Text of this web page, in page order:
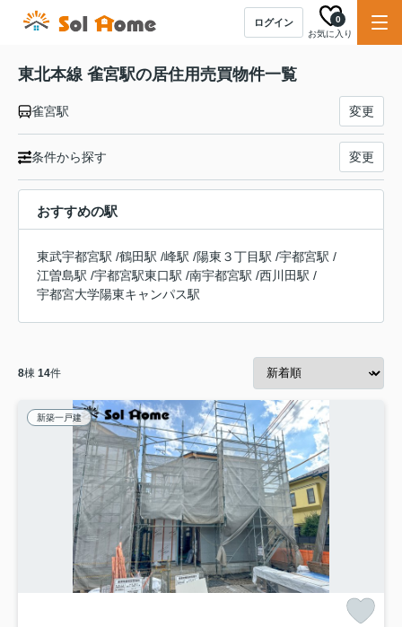
ログイン
お気に入り
0
東北本線 雀宮駅の居住用売買物件一覧
雀宮駅 変更
条件から探す 変更
おすすめの駅
東武宇都宮駅 /鶴田駅 /峰駅 /陽東３丁目駅 /宇都宮駅 /
江曽島駅 /宇都宮駅東口駅 /南宇都宮駅 /西川田駅 /
宇都宮大学陽東キャンパス駅
8棟 14件
新築一戸建